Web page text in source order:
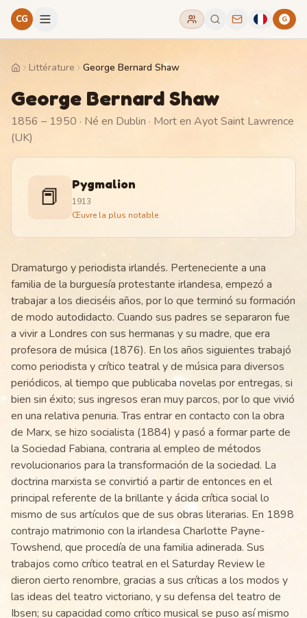
CG G
HomeLittérature George Bernard Shaw
George Bernard Shaw
1856 – 1950 · Né en Dublin · Mort en Ayot Saint Lawrence
(UK)
📕 Pygmalion
1913
Œuvre la plus notable
Dramaturgo y periodista irlandés. Perteneciente a una
familia de la burguesía protestante irlandesa, empezó a
trabajar a los dieciséis años, por lo que terminó su formación
de modo autodidacto. Cuando sus padres se separaron fue
a vivir a Londres con sus hermanas y su madre, que era
profesora de música (1876). En los años siguientes trabajó
como periodista y crítico teatral y de música para diversos
periódicos, al tiempo que publicaba novelas por entregas, si
bien sin éxito; sus ingresos eran muy parcos, por lo que vivió
en una relativa penuria. Tras entrar en contacto con la obra
de Marx, se hizo socialista (1884) y pasó a formar parte de
la Sociedad Fabiana, contraria al empleo de métodos
revolucionarios para la transformación de la sociedad. La
doctrina marxista se convirtió a partir de entonces en el
principal referente de la brillante y ácida crítica social lo
mismo de sus artículos que de sus obras literarias. En 1898
contrajo matrimonio con la irlandesa Charlotte Payne-
Towshend, que procedía de una familia adinerada. Sus
trabajos como crítico teatral en el Saturday Review le
dieron cierto renombre, gracias a sus críticas a los modos y
las ideas del teatro victoriano, y su defensa del teatro de
Ibsen; su capacidad como crítico musical se puso así mismo